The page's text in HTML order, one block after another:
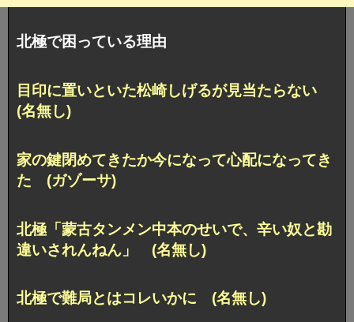
北極で困っている理由
目印に置いといた松崎しげるが見当たらない
(名無し)
家の鍵閉めてきたか今になって心配になってき
た (ガゾーサ)
北極「蒙古タンメン中本のせいで、辛い奴と勘
違いされんねん」 (名無し)
北極で難局とはコレいかに (名無し)